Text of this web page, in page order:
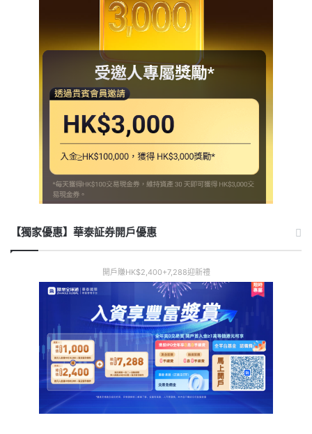
【獨家優惠】華泰証券開戶優惠
開戶賺HK$2,400+7,288迎新禮